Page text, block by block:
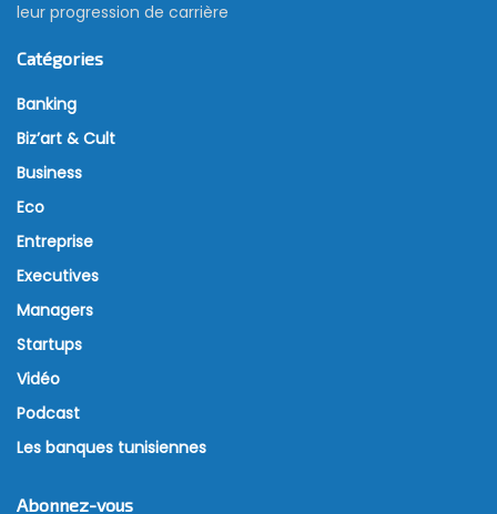
leur progression de carrière
Catégories
Banking
Biz’art & Cult
Business
Eco
Entreprise
Executives
Managers
Startups
Vidéo
Podcast
Les banques tunisiennes
Abonnez-vous